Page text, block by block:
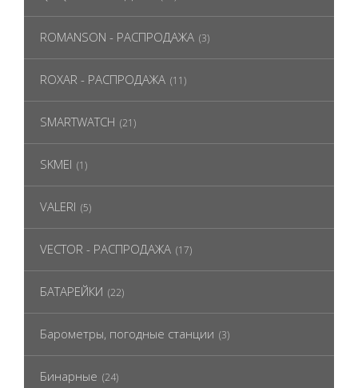
ROMANSON - РАСПРОДАЖА (3)
ROXAR - РАСПРОДАЖА (11)
SMARTWATCH (21)
SKMEI (1)
VALERI (5)
VECTOR - РАСПРОДАЖА (17)
БАТАРЕЙКИ (22)
Барометры, погодные станции (3)
Бинарные (24)